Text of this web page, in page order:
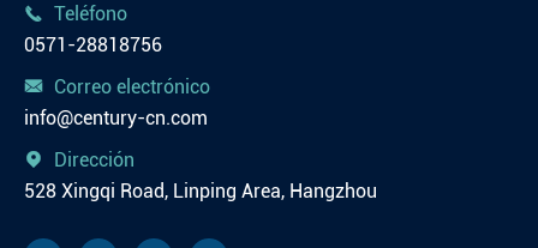

Teléfono
0571-28818756

Correo electrónico
info@century-cn.com

Dirección
528 Xingqi Road, Linping Area, Hangzhou